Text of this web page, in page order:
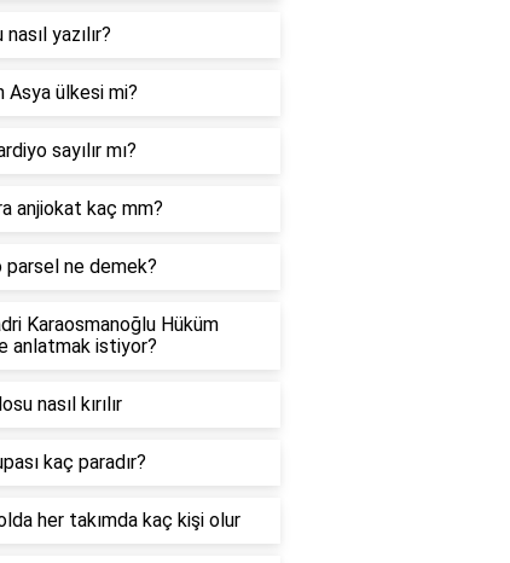
yazılır?
Asya ülkesi mi?
sayılır mı?
anjiokat kaç mm?
parsel ne demek?
Karaosmanoğlu Hüküm
anlatmak istiyor?
nasıl kırılır
kaç paradır?
her takımda kaç kişi olur